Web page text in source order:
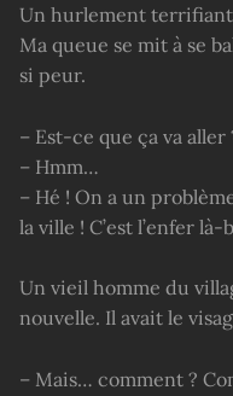
Un hurlement terrifiant
Ma queue se mit à se
si peur.
– Est-ce que ça va aller
– Hmm…
– Hé ! On a un
la ville ! C’est l’enfer là-
Un vieil homme du
nouvelle. Il avait le
– Mais… comment ?